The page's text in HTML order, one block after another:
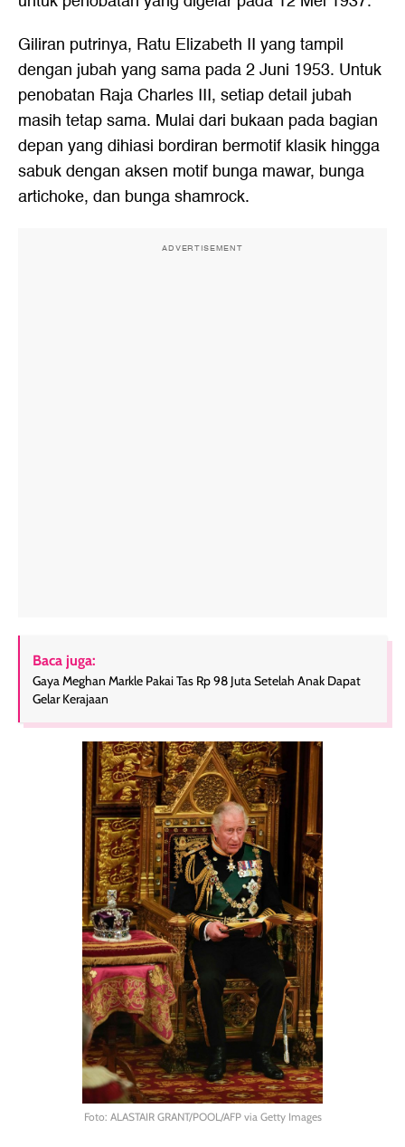
Giliran putrinya, Ratu Elizabeth II yang tampil
dengan jubah yang sama pada 2 Juni 1953. Untuk
penobatan Raja Charles III, setiap detail jubah
masih tetap sama. Mulai dari bukaan pada bagian
depan yang dihiasi bordiran bermotif klasik hingga
sabuk dengan aksen motif bunga mawar, bunga
artichoke, dan bunga shamrock.
ADVERTISEMENT
Baca juga:
Gaya Meghan Markle Pakai Tas Rp 98 Juta Setelah Anak Dapat
Gelar Kerajaan
Foto: ALASTAIR GRANT/POOL/AFP via Getty Images